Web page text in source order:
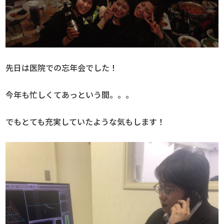
先日は医院での忘年会でした！
今年も忙しくてあっという間。。。
でもとても充実していたような気もします！